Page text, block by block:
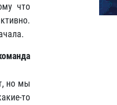
что
но мы
то